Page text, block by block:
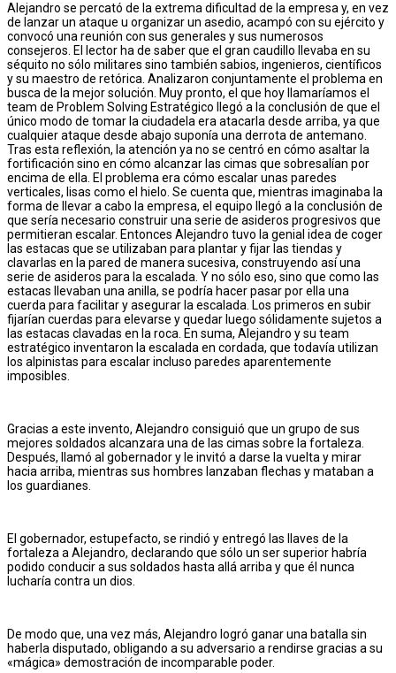
Alejandro se percató de la extrema dificultad de la empresa y, en vez
de lanzar un ataque u organizar un asedio, acampó con su ejército y
convocó una reunión con sus generales y sus numerosos
consejeros. El lector ha de saber que el gran caudillo llevaba en su
séquito no sólo militares sino también sabios, ingenieros, científicos
y su maestro de retórica. Analizaron conjuntamente el problema en
busca de la mejor solución. Muy pronto, el que hoy llamaríamos el
team de Problem Solving Estratégico llegó a la conclusión de que el
único modo de tomar la ciudadela era atacarla desde arriba, ya que
cualquier ataque desde abajo suponía una derrota de antemano.
Tras esta reflexión, la atención ya no se centró en cómo asaltar la
fortificación sino en cómo alcanzar las cimas que sobresalían por
encima de ella. El problema era cómo escalar unas paredes
verticales, lisas como el hielo. Se cuenta que, mientras imaginaba la
forma de llevar a cabo la empresa, el equipo llegó a la conclusión de
que sería necesario construir una serie de asideros progresivos que
permitieran escalar. Entonces Alejandro tuvo la genial idea de coger
las estacas que se utilizaban para plantar y fijar las tiendas y
clavarlas en la pared de manera sucesiva, construyendo así una
serie de asideros para la escalada. Y no sólo eso, sino que como las
estacas llevaban una anilla, se podría hacer pasar por ella una
cuerda para facilitar y asegurar la escalada. Los primeros en subir
fijarían cuerdas para elevarse y quedar luego sólidamente sujetos a
las estacas clavadas en la roca. En suma, Alejandro y su team
estratégico inventaron la escalada en cordada, que todavía utilizan
los alpinistas para escalar incluso paredes aparentemente
imposibles.
Gracias a este invento, Alejandro consiguió que un grupo de sus
mejores soldados alcanzara una de las cimas sobre la fortaleza.
Después, llamó al gobernador y le invitó a darse la vuelta y mirar
hacia arriba, mientras sus hombres lanzaban flechas y mataban a
los guardianes.
El gobernador, estupefacto, se rindió y entregó las llaves de la
fortaleza a Alejandro, declarando que sólo un ser superior habría
podido conducir a sus soldados hasta allá arriba y que él nunca
lucharía contra un dios.
De modo que, una vez más, Alejandro logró ganar una batalla sin
haberla disputado, obligando a su adversario a rendirse gracias a su
«mágica» demostración de incomparable poder.